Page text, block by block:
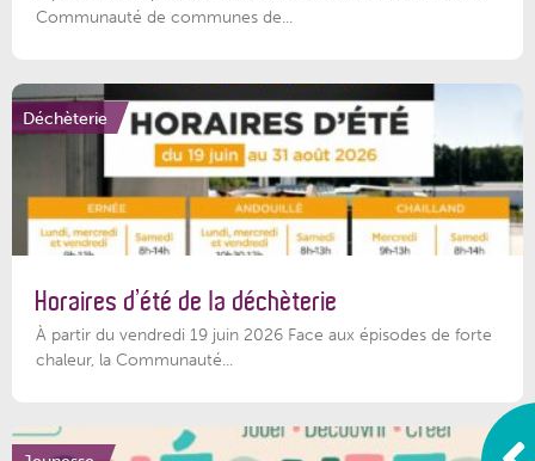
Communauté de communes de...
Déchèterie
Horaires d’été de la déchèterie
À partir du vendredi 19 juin 2026 Face aux épisodes de forte
chaleur, la Communauté...